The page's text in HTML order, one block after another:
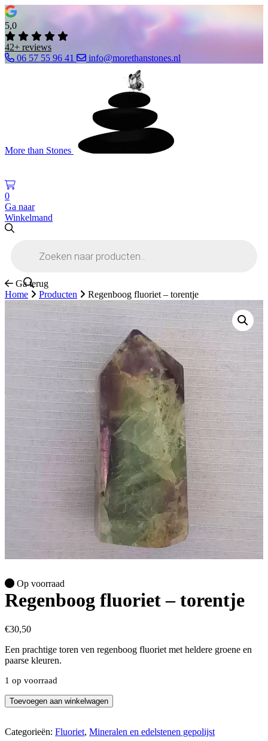
5,0
42+ reviews
06 57 55 96 41
info@morethanstones.nl
More than Stones
0
Ga naar
Winkelmand
Ga terug
Home
Producten Regenboog fluoriet – torentje
Op voorraad
Regenboog fluoriet – torentje
€30,50
Een prachtige toren ven regenboog fluoriet met heldere groene en
paarse kleuren.
1 op voorraad
Regenboog
fluoriet
torentje
Toevoegen aan winkelwagen
Categorieën: Fluoriet, Mineralen en edelstenen gepolijst